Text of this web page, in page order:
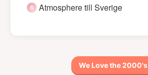
Atmosphere till Sverige
We Love the 2000's